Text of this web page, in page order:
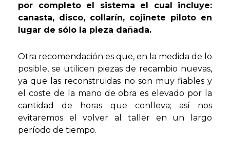
por completo el sistema el cual incluye:
canasta, disco, collarín, cojinete piloto en
lugar de sólo la pieza dañada.
Otra recomendación es que, en la medida de lo
posible, se utilicen piezas de recambio nuevas,
ya que las reconstruidas no son muy fiables y
el coste de la mano de obra es elevado por la
cantidad de horas que conlleva; así nos
evitaremos el volver al taller en un largo
período de tiempo.